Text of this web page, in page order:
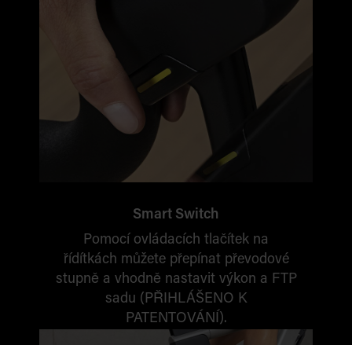
Smart Switch
Pomocí ovládacích tlačítek na
řídítkách můžete přepínat převodové
stupně a vhodně nastavit výkon a FTP
sadu (PŘIHLÁŠENO K
PATENTOVÁNÍ).